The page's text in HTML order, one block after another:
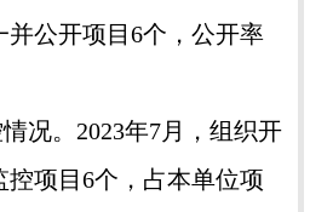
公开项目6个，公开率
。2023年7月，组织开
控项目6个，占本单位项